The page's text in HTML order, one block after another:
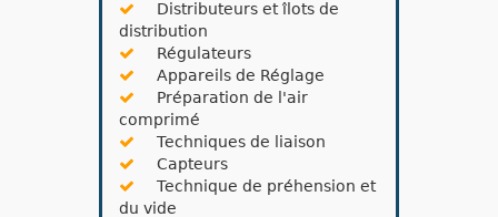
Distributeurs et îlots de
distribution
Régulateurs
Appareils de Réglage
Préparation de l'air
comprimé
Techniques de liaison
Capteurs
Technique de préhension et
du vide